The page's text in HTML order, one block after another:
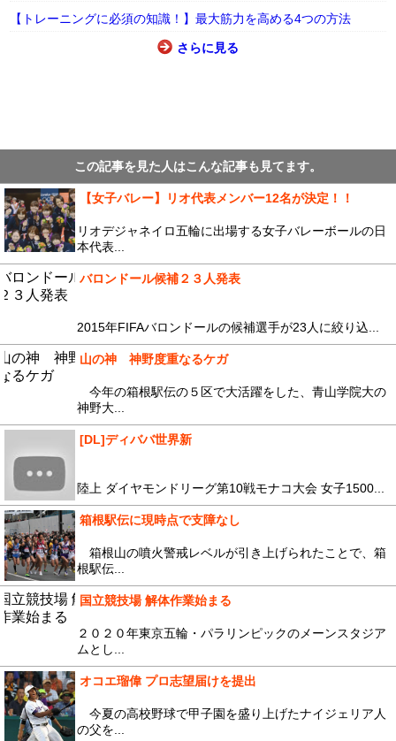
【トレーニングに必須の知識！】最大筋力を高める4つの方法
さらに見る
この記事を見た人はこんな記事も見てます。
【女子バレー】リオ代表メンバー12名が決定！！
リオデジャネイロ五輪に出場する女子バレーボールの日
本代表...
バロンドール候補２３人発表
2015年FIFAバロンドールの候補選手が23人に絞り込...
山の神 神野度重なるケガ
今年の箱根駅伝の５区で大活躍をした、青山学院大の
神野大...
[DL]ディババ世界新
陸上 ダイヤモンドリーグ第10戦モナコ大会 女子1500...
箱根駅伝に現時点で支障なし
箱根山の噴火警戒レベルが引き上げられたことで、箱
根駅伝...
国立競技場 解体作業始まる
２０２０年東京五輪・パラリンピックのメーンスタジア
ムとし...
オコエ瑠偉 プロ志望届けを提出
今夏の高校野球で甲子園を盛り上げたナイジェリア人
の父を...